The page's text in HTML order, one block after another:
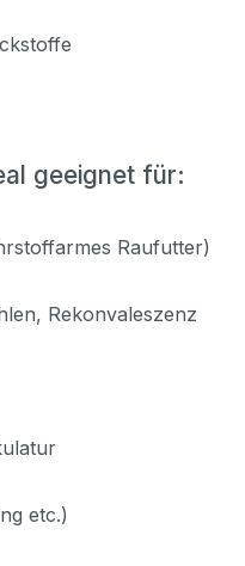
geeignet für:
Raufutter)
Rekonvaleszenz
etc.)